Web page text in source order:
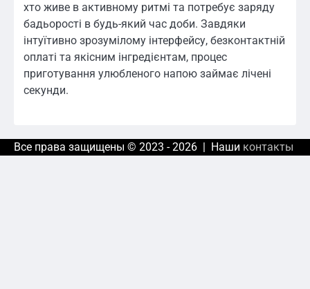
хто живе в активному ритмі та потребує заряду
бадьорості в будь-який час доби. Завдяки
інтуїтивно зрозумілому інтерфейсу, безконтактній
оплаті та якісним інгредієнтам, процес
приготування улюбленого напою займає лічені
секунди.
Все права защищены © 2023 - 2026 | Наши контакты